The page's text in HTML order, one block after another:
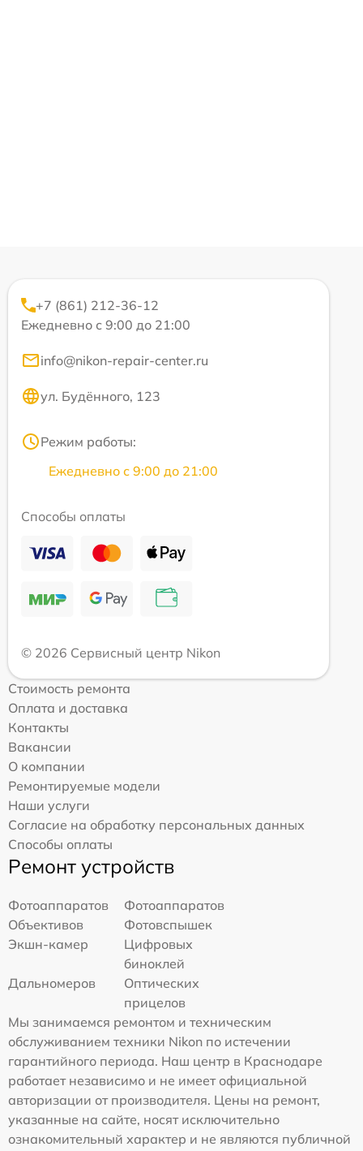
+7 (861) 212-36-12
Ежедневно с 9:00 до 21:00
info@nikon-repair-center.ru
ул. Будённого, 123
Режим работы:
Ежедневно с 9:00 до 21:00
Способы оплаты
© 2026 Сервисный центр Nikon
Стоимость ремонта
Оплата и доставка
Контакты
Вакансии
О компании
Ремонтируемые модели
Наши услуги
Согласие на обработку персональных данных
Способы оплаты
Ремонт устройств
Фотоаппаратов
Фотоаппаратов
Объективов
Фотовспышек
Экшн-камер
Цифровых
биноклей
Дальномеров
Оптических
прицелов
Мы занимаемся ремонтом и техническим
обслуживанием техники Nikon по истечении
гарантийного периода. Наш центр в Краснодаре
работает независимо и не имеет официальной
авторизации от производителя. Цены на ремонт,
указанные на сайте, носят исключительно
ознакомительный характер и не являются публичной